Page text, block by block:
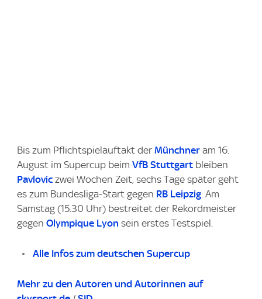
Bis zum Pflichtspielauftakt der Münchner am 16.
August im Supercup beim VfB Stuttgart bleiben
Pavlovic zwei Wochen Zeit, sechs Tage später geht
es zum Bundesliga-Start gegen RB Leipzig . Am
Samstag (15.30 Uhr) bestreitet der Rekordmeister
gegen Olympique Lyon sein erstes Testspiel.
Alle Infos zum deutschen Supercup
Mehr zu den Autoren und Autorinnen auf